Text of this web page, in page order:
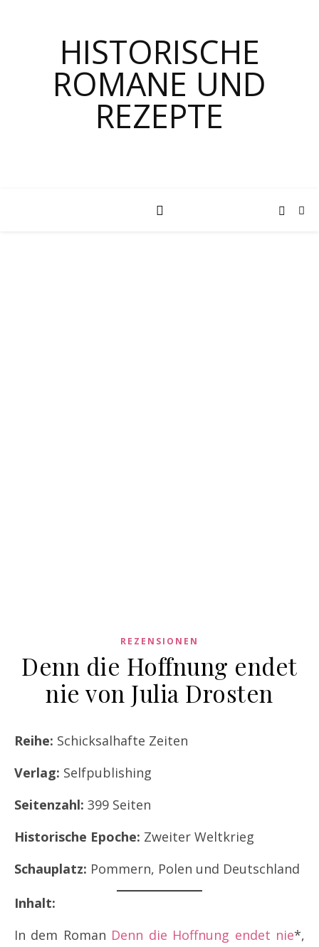
HISTORISCHE
ROMANE UND
REZEPTE
REZENSIONEN
Denn die Hoffnung endet
nie von Julia Drosten
Reihe: Schicksalhafte Zeiten
Verlag: Selfpublishing
Seitenzahl: 399 Seiten
Historische Epoche: Zweiter Weltkrieg
Schauplatz: Pommern, Polen und Deutschland
Inhalt:
In dem Roman Denn die Hoffnung endet nie*,